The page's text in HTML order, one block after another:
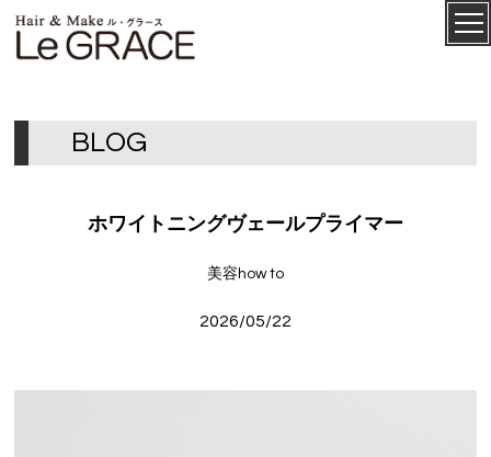
ル・グ
ラース
CONCEPT
BLOG
ホワイトニングヴェールプライマー
美容how to
2026/05/22